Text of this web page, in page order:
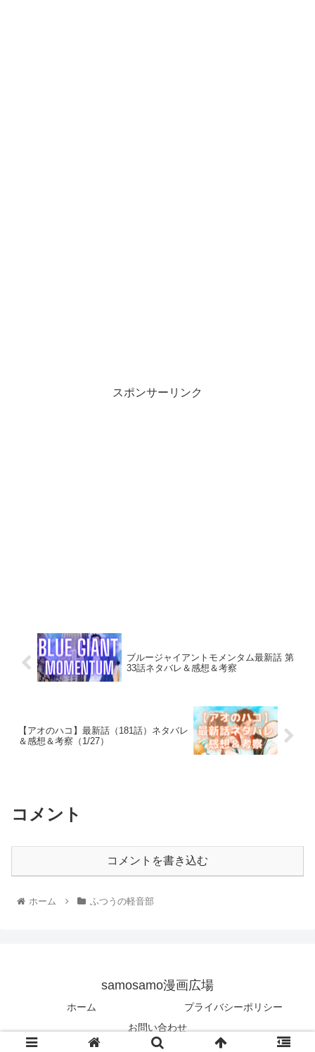
スポンサーリンク
ブルージャイアントモメンタム最新話 第
33話ネタバレ＆感想＆考察
【アオのハコ】最新話（181話）ネタバレ
＆感想＆考察（1/27）
コメント
コメントを書き込む
ホーム ふつうの軽音部
samosamo漫画広場
ホーム
プライバシーポリシー
お問い合わせ